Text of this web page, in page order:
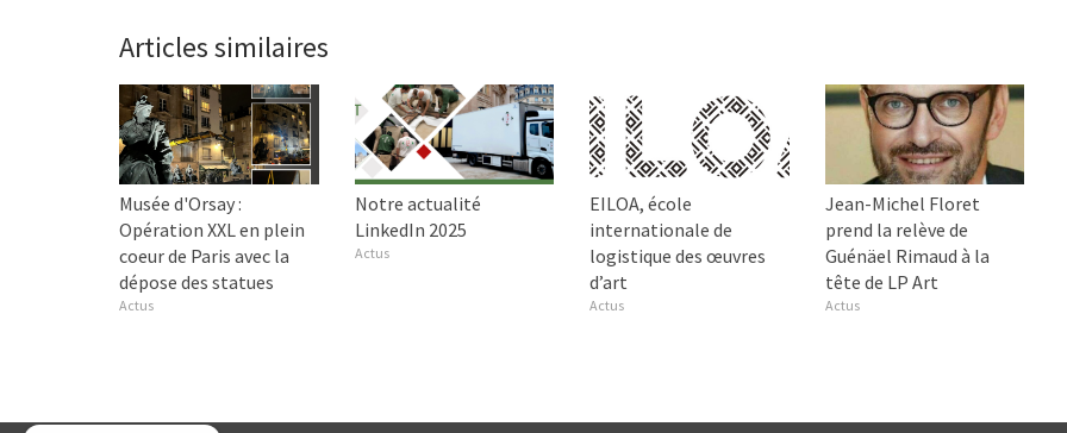
Articles similaires
Musée d'Orsay :
Opération XXL en plein
coeur de Paris avec la
dépose des statues
Actus
Notre actualité
LinkedIn 2025
Actus
EILOA, école
internationale de
logistique des œuvres
d’art
Actus
Jean-Michel Floret
prend la relève de
Guénäel Rimaud à la
tête de LP Art
Actus